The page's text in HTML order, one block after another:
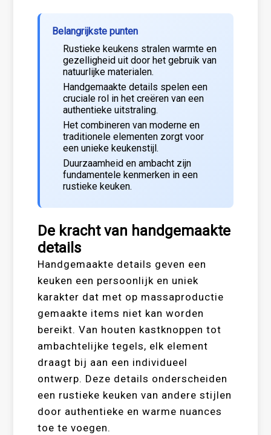
Belangrijkste punten
Rustieke keukens stralen warmte en
gezelligheid uit door het gebruik van
natuurlijke materialen.
Handgemaakte details spelen een
cruciale rol in het creëren van een
authentieke uitstraling.
Het combineren van moderne en
traditionele elementen zorgt voor
een unieke keukenstijl.
Duurzaamheid en ambacht zijn
fundamentele kenmerken in een
rustieke keuken.
De kracht van handgemaakte
details
Handgemaakte details geven een
keuken een persoonlijk en uniek
karakter dat met op massaproductie
gemaakte items niet kan worden
bereikt. Van houten kastknoppen tot
ambachtelijke tegels, elk element
draagt bij aan een individueel
ontwerp. Deze details onderscheiden
een rustieke keuken van andere stijlen
door authentieke en warme nuances
toe te voegen.